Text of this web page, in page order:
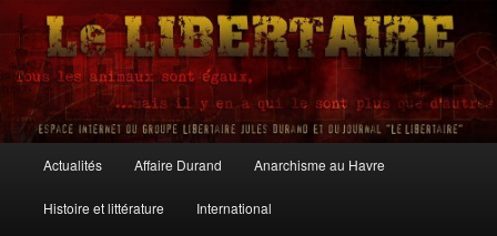
Aller
contenu
principal
Aller
contenu
secondaire
Le Libertaire
principal
Actualités Affaire Durand Anarchisme au Havre
Histoire et littérature International